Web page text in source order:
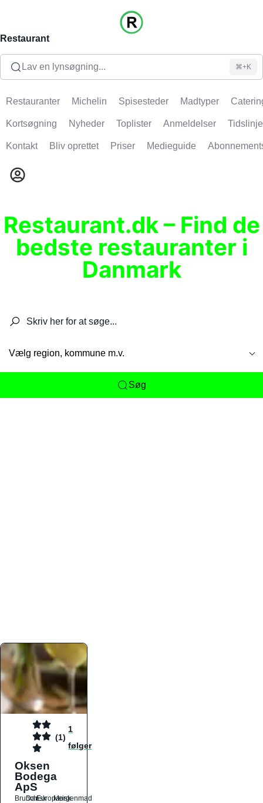
Restaurant
Lav en lynsøgning... ⌘+K
Restauranter Michelin Spisesteder Madtyper
Kortsøgning Nyheder Toplister Anmeldelser Tidslinje
Kontakt Bliv oprettet Priser Medieguide
Restaurant.dk – Find de
bedste restauranter i
Danmark
Vælg region, kommune m.v.
Søg
(1)
1
følger
Oksen
Bodega
ApS
Brunch
DanskEuropæiskMorgenmad